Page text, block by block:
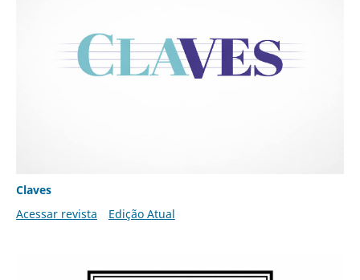
Claves
Acessar revista
Edição Atual